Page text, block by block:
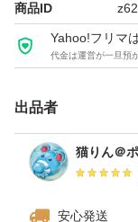
商品ID
Yahoo!フリマ
代金は運営が一旦預
出品者
猫りん＠
安心発送